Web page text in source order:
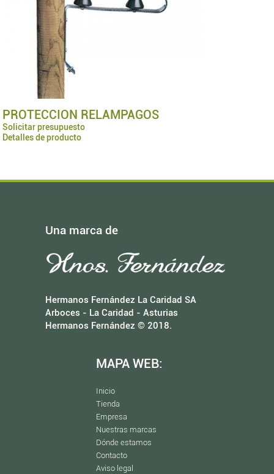
PROTECCION RELAMPAGOS
Solicitar presupuesto
Detalles de producto
Una marca de
Hermanos Fernández La Caridad SA
Arboces - La Caridad - Asturias
Hermanos Fernández © 2018.
MAPA WEB:
Inicio
Tienda
Empresa
Nuestras marcas
Dónde estamos
Contacto
Aviso legal